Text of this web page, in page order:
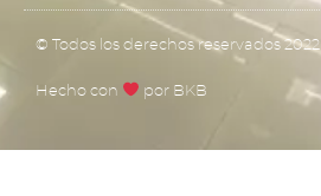
© Todos los derechos reservados 2022
Hecho con por BKB​​